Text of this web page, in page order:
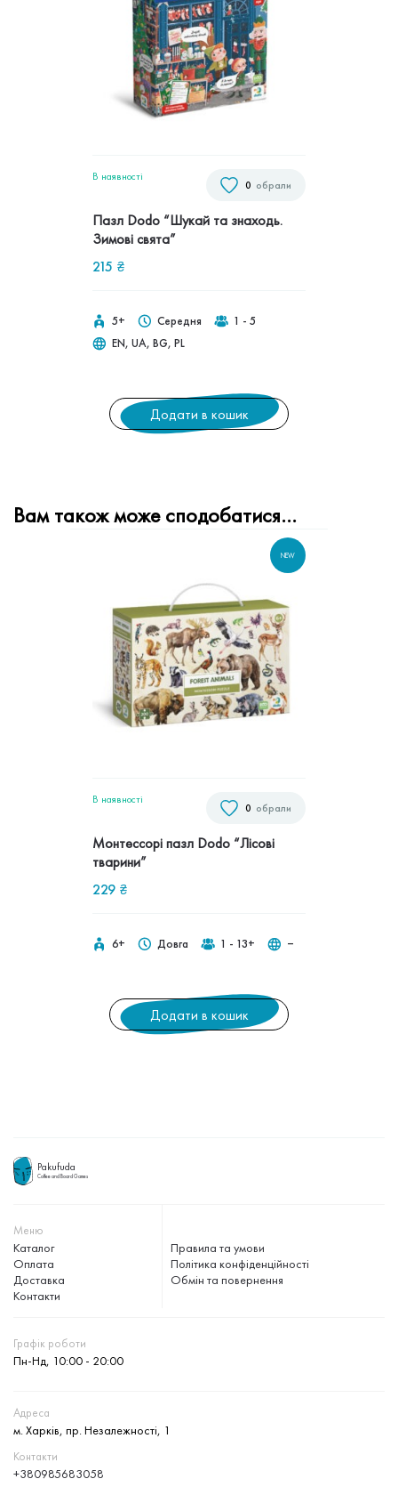
обрали
0
В наявностi
Пазл Dodo “Шукай та знаходь.
Зимові свята”
215 ₴
5+ Середня
1 - 5
EN, UA, BG, PL
Додати в кошик
Вам також може сподобатися…
NEW
обрали
0
В наявностi
Монтессорі пазл Dodo “Лісові
тварини”
229 ₴
6+ Довга 1 - 13+ ‒
Додати в кошик
Pakufuda
Coffee and Board Games
Меню
Каталог
Оплата
Доставка
Контакти
Правила та умови
Політика конфіденційності
Обмін та повернення
Графік роботи
Пн-Нд, 10:00 - 20:00
Адреса
м. Харків, пр. Незалежності, 1
Контакти
+380985683058